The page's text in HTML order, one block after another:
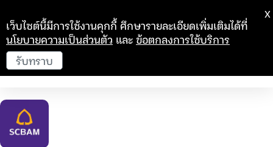
เว็บไซต์นี้มีการใช้งานคุกกี้ ศึกษารายละเอียดเพิ่มเติมได้ที่
นโยบายความเป็นส่วนตัว และข้อตกลงการใช้บริการ
รับทราบ
X